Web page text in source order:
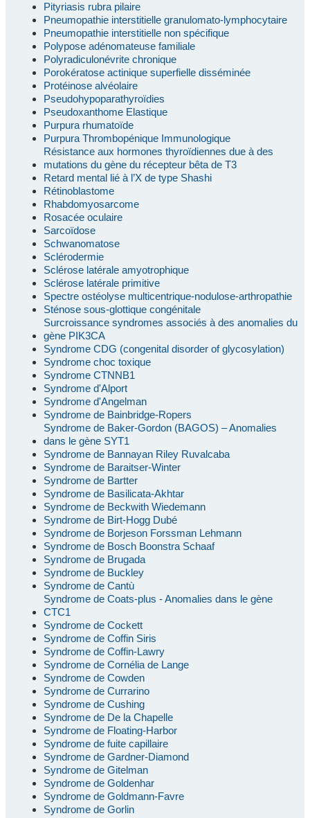
Pityriasis rubra pilaire
Pneumopathie interstitielle granulomato-lymphocytaire
Pneumopathie interstitielle non spécifique
Polypose adénomateuse familiale
Polyradiculonévrite chronique
Porokératose actinique superfielle disséminée
Protéinose alvéolaire
Pseudohypoparathyroïdies
Pseudoxanthome Elastique
Purpura rhumatoïde
Purpura Thrombopénique Immunologique
Résistance aux hormones thyroïdiennes due à des
mutations du gène du récepteur bêta de T3
Retard mental lié à l’X de type Shashi
Rétinoblastome
Rhabdomyosarcome
Rosacée oculaire
Sarcoïdose
Schwanomatose
Sclérodermie
Sclérose latérale amyotrophique
Sclérose latérale primitive
Spectre ostéolyse multicentrique-nodulose-arthropathie
Sténose sous-glottique congénitale
Surcroissance syndromes associés à des anomalies du
gène PIK3CA
Syndrome CDG (congenital disorder of glycosylation)
Syndrome choc toxique
Syndrome CTNNB1
Syndrome d'Alport
Syndrome d'Angelman
Syndrome de Bainbridge-Ropers
Syndrome de Baker-Gordon (BAGOS) – Anomalies
dans le gène SYT1
Syndrome de Bannayan Riley Ruvalcaba
Syndrome de Baraitser-Winter
Syndrome de Bartter
Syndrome de Basilicata-Akhtar
Syndrome de Beckwith Wiedemann
Syndrome de Birt-Hogg Dubé
Syndrome de Borjeson Forssman Lehmann
Syndrome de Bosch Boonstra Schaaf
Syndrome de Brugada
Syndrome de Buckley
Syndrome de Cantù
Syndrome de Coats-plus - Anomalies dans le gène
CTC1
Syndrome de Cockett
Syndrome de Coffin Siris
Syndrome de Coffin-Lawry
Syndrome de Cornélia de Lange
Syndrome de Cowden
Syndrome de Currarino
Syndrome de Cushing
Syndrome de De la Chapelle
Syndrome de Floating-Harbor
Syndrome de fuite capillaire
Syndrome de Gardner-Diamond
Syndrome de Gitelman
Syndrome de Goldenhar
Syndrome de Goldmann-Favre
Syndrome de Gorlin